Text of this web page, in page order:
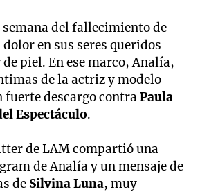
semana del fallecimiento de
dolor en sus seres queridos
piel. En ese marco, Analía,
de la actriz y modelo
fuerte descargo contraPaula
Espectáculo.
de LAM compartió una
de Analía y un mensaje de
de Silvina Luna, muy